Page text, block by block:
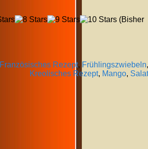
(Bisher
Französisches Rezept, Frühlingszwiebeln,
Kreolisches Rezept, Mango, Salat